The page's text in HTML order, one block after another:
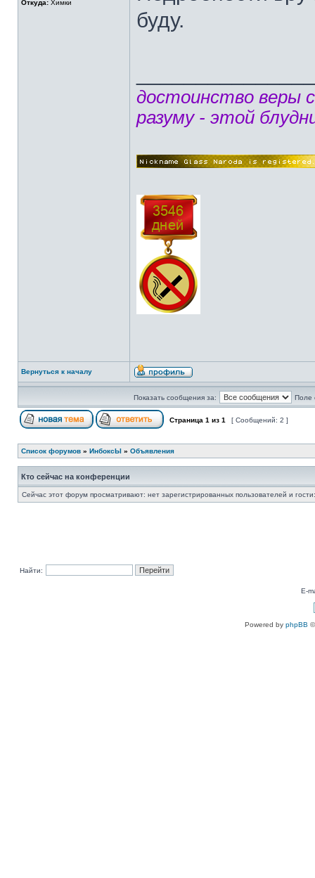
Откуда: Химки
буду.
достоинство веры
разуму - этой
Вернуться к началу
Показать сообщения за: Поле
Страница 1 из 1 [ Сообщений: 2 ]
Список форумов » ИнбоксЫ » Объявления
Кто сейчас на конференции
Сейчас этот форум просматривают: нет зарегистрированных пользователей и
Найти:
E-
Powered by phpBB